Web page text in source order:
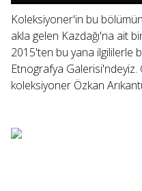
Koleksiyoner'in bu
akla gelen Kazdağı'na ait
2015'ten bu yana ilgililerle
Etnografya
koleksiyoner Özkan